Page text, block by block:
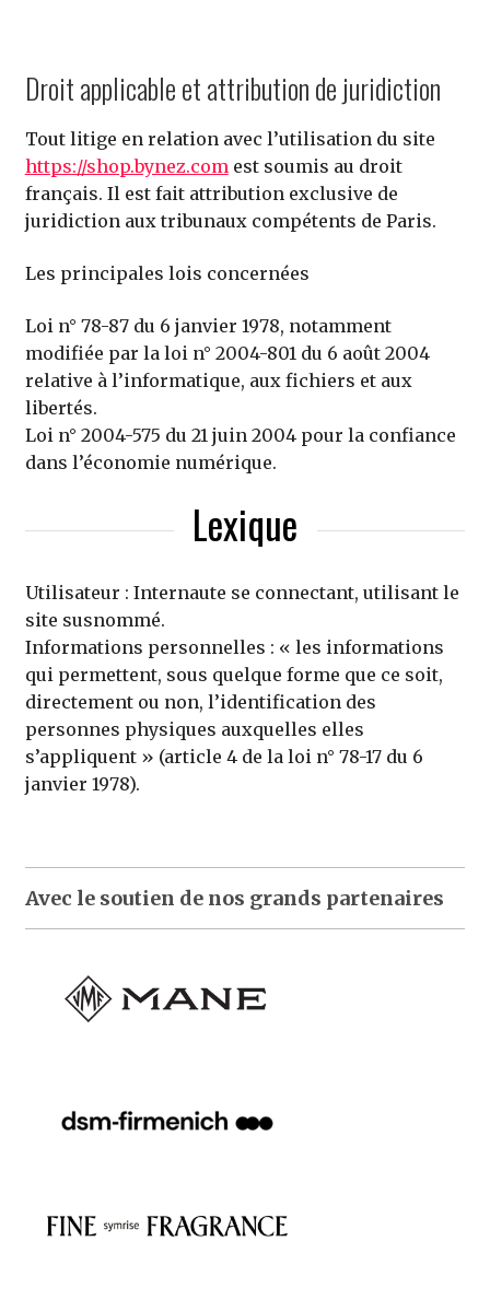
Droit applicable et attribution de juridiction
Tout litige en relation avec l’utilisation du site
https://shop.bynez.comest soumis au droit
français. Il est fait attribution exclusive de
juridiction aux tribunaux compétents de Paris.
Les principales lois concernées
Loi n° 78-87 du 6 janvier 1978, notamment
modifiée par la loi n° 2004-801 du 6 août 2004
relative à l’informatique, aux fichiers et aux
libertés.
Loi n° 2004-575 du 21 juin 2004 pour la confiance
dans l’économie numérique.
Lexique
Utilisateur : Internaute se connectant, utilisant le
site susnommé.
Informations personnelles : « les informations
qui permettent, sous quelque forme que ce soit,
directement ou non, l’identification des
personnes physiques auxquelles elles
s’appliquent » (article 4 de la loi n° 78-17 du 6
janvier 1978).
Avec le soutien de nos grands partenaires